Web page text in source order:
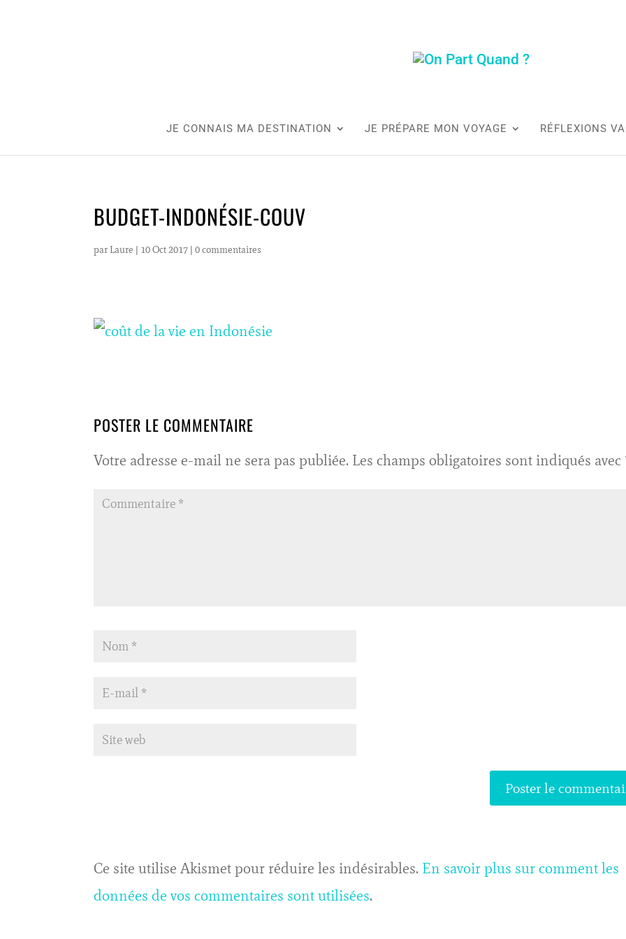
JE CONNAIS MA DESTINATION JE PRÉPARE MON VOYAGE RÉFLEXIONS
BUDGET-INDONÉSIE-COUV
par Laure | 10 Oct 2017 |0 commentaires
POSTER LE COMMENTAIRE
Votre adresse e-mail ne sera pas publiée. Les champs obligatoires sont indiqués avec
Ce site utilise Akismet pour réduire les indésirables. En savoir plus sur comment les
données de vos commentaires sont utilisées.